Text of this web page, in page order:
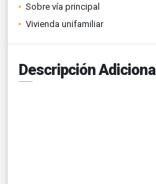
Sobre vía principal
Vivienda unifamiliar
Descripción Adicional